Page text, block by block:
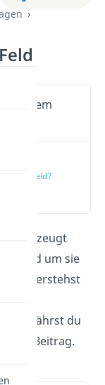
diesem
Feld?
erzeugt
Feld um sie
verstehst
erfährst du
Beitrag.